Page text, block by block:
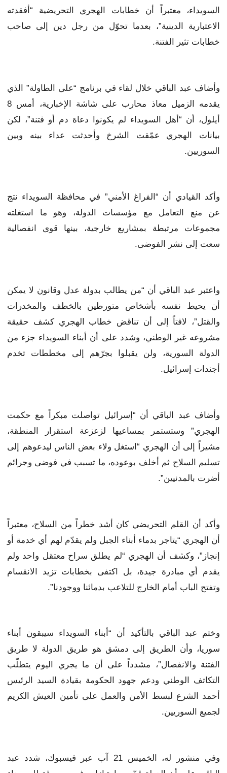
السويداء، معتبراً أن خطابات الهجري التحريضية “أفقدته
الاعتبارية الدينية”، بعدما تحوّل من رجل دين إلى صاحب
خطابات تثير الفتنة.
وأضاف عبد الباقي خلال لقاء في برنامج “على الطاولة” الذي
يقدمه الزميل معاذ محارب على شاشة الإخبارية، أمس 8
أيلول، أن “أهل السويداء لم يكونوا دعاة دم أو فتنة”، لكن
بيانات الهجري عمّقت الشرخ وأحدثت عداء بينه وبين
السوريين.
وأكد القيادي أن “الفراغ الأمني” في محافظة السويداء نتج
عن منع التعامل مع مؤسسات الدولة، وهو ما استغلته
مجموعات مرتبطة بمشاريع خارجية، بينها قوى انفصالية
سعت إلى نشر الفوضى.
واعتبر عبد الباقي أن “من يطالب بدولة عدل وقانون لا يمكن
أن يحيط نفسه بأشخاص متورطين بالخطف والمخدرات
والقتل”، لافتاً إلى أن تناقض خطاب الهجري كشف حقيقة
مشروعه غير الوطني، وشدد على أن أبناء السويداء جزء من
الدولة السورية، ولن يقبلوا بجرّهم إلى مخططات تخدم
أجندات إسرائيل.
وأضاف عبد الباقي أن “إسرائيل تواصلت مبكراً مع حكمت
الهجري” وستستمر بمساعيها لزعزعة استقرار المنطقة،
مشيراً إلى أن الهجري “استغل ولاء بعض الناس ليدعوهم إلى
تسليم السلاح ثم أخلف بوعوده، ما تسبب في فوضى وجرائم
أضرت بالمدنيين”.
وأكد أن القلم التحريضي كان أشد خطراً من السلاح، معتبراً
أن الهجري “يتاجر بدماء أبناء الجبل ولم يقدّم لهم أي خدمة أو
إنجاز”، وكشف أن الهجري “لم يطلق سراح معتقل واحد ولم
يقدم أي مبادرة جيدة، بل اكتفى بخطابات تزيد الانقسام
وتفتح الباب أمام الخارج للتلاعب بدمائنا ووجودنا”.
وختم عبد الباقي بالتأكيد أن “أبناء السويداء سيبقون أبناء
سوريا، وأن الطريق إلى دمشق هو طريق الدولة لا طريق
الفتنة والانفصال”، مشدداً على أن ما يجري اليوم يتطلّب
التكاتف الوطني ودعم جهود الحكومة بقيادة السيد الرئيس
أحمد الشرع لبسط الأمن والعمل على تأمين العيش الكريم
لجميع السوريين.
وفي منشور له، الخميس 21 آب عبر فيسبوك، شدد عبد